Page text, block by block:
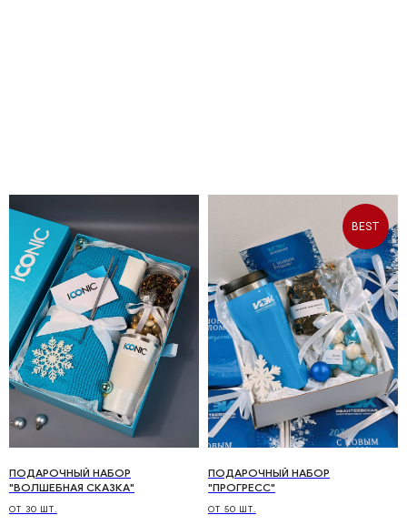
ПОДАРОЧНЫЙ НАБОР
"ВОЛШЕБНАЯ СКАЗКА"
ОТ 30 ШТ.
BEST
ПОДАРОЧНЫЙ НАБОР
"ПРОГРЕСС"
ОТ 50 ШТ.